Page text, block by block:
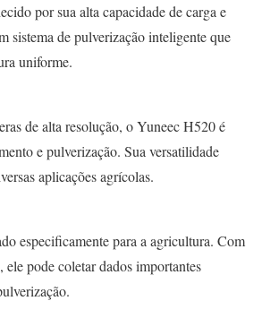
por sua alta capacidade de carga e
sistema de pulverização inteligente que
uniforme.
de alta resolução, o Yuneec H520 é
e pulverização. Sua versatilidade
aplicações agrícolas.
especificamente para a agricultura. Com
ele pode coletar dados importantes